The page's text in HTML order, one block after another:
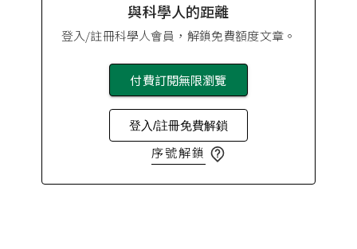
與科學人的距離
登入/註冊科學人會員，解鎖免費額度文章。
付費訂閱無限瀏覽
登入/註冊免費解鎖
序號解鎖